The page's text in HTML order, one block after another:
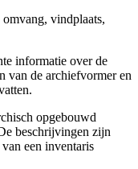
vindplaats,
informatie over de
van de archiefvormer en
opgebouwd
beschrijvingen zijn
een inventaris